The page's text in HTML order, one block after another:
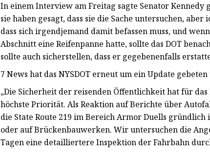
In einem Interview am Freitag sagte Senator Kennedy
sie haben gesagt, dass sie die Sache untersuchen,
dass sich irgendjemand damit befassen muss, und
Abschnitt eine Reifenpanne hatte, sollte das DOT
sollte auch sicherstellen, dass er gegebenenfalls
7 News hat das NYSDOT erneut um ein Update
„Die Sicherheit der reisenden Öffentlichkeit hat für
höchste Priorität. Als Reaktion auf Berichte über
die State Route 219 im Bereich Armor Duells
oder auf Brückenbauwerken. Wir untersuchen die
Tagen eine detailliertere Inspektion der Fahrbahn